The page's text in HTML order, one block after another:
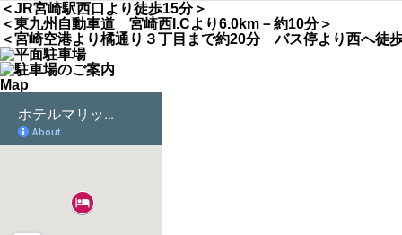
＜JR宮崎駅西口より徒歩15分＞
＜東九州自動車道 宮崎西I.Cより6.0km－約10分＞
＜宮崎空港より橘通り３丁目まで約20分 バス停より西へ徒
Map